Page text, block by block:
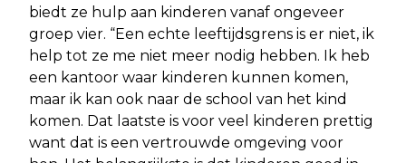
biedt ze hulp aan kinderen vanaf ongeveer
groep vier. “Een echte leeftijdsgrens is er niet, ik
help tot ze me niet meer nodig hebben. Ik heb
een kantoor waar kinderen kunnen komen,
maar ik kan ook naar de school van het kind
komen. Dat laatste is voor veel kinderen prettig
want dat is een vertrouwde omgeving voor